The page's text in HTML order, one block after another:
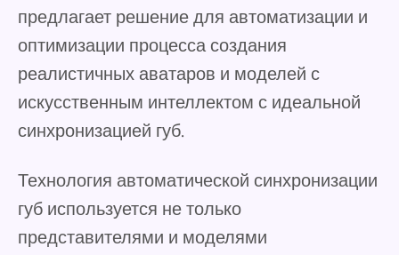
предлагает решение для автоматизации и
оптимизации процесса создания
реалистичных аватаров и моделей с
искусственным интеллектом с идеальной
синхронизацией губ.
Технология автоматической синхронизации
губ используется не только
представителями и моделями